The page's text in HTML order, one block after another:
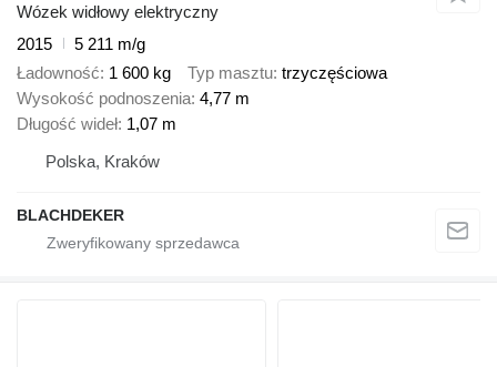
Wózek widłowy elektryczny
2015
5 211 m/g
Ładowność 1 600 kg Typ masztu trzyczęściowa
Wysokość podnoszenia 4,77 m
Długość wideł 1,07 m
Polska, Kraków
BLACHDEKER